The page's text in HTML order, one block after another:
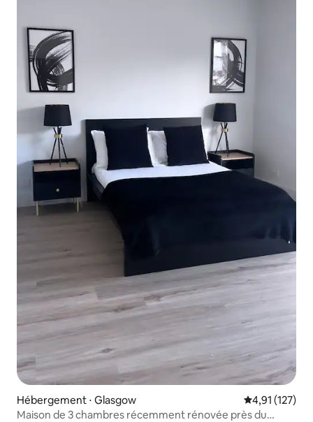
Hébergement ⋅ Glasgow Évaluation
4,91 (127)
Maison de 3 chambres récemment rénovée près du